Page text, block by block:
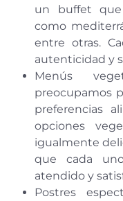
un buffet que
como
entre otras.
autenticidad y
Menús
preocupamos
preferencias
opciones
igualmente
que cada
atendido y
Postres